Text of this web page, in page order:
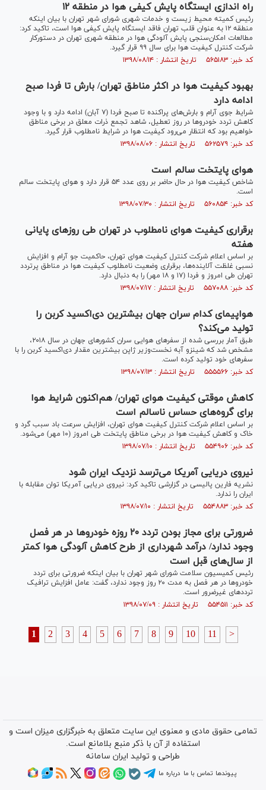
راه اندازی ایستگاه پایش کیفی هوا در منطقه ۱۲
رئیس کمیته محیط زیست و خدمات شهری شورای شهر تهران با بیان اینکه
منطقه ۱۲ به عنوان قلب تهران فاقد ایستگاه پایش کیفی هوا است، تاکید کرد:
مطالعات امکان‌سنجی پایش آلودگی هوا در منطقه شهری تهران در دستورکار
شرکت کنترل کیفیت هوا برای سال ۹۹ قرار گیرد.
کد خبر: ۵۶۵۱۸۳ تاریخ انتشار : ۱۳۹۸/۰۸/۱۴
بهبود کیفیت هوا در اکثر مناطق تهران/ بارش تا فردا صبح
ادامه دارد
شرایط جوی آرام و بارش‌های پراکنده تا صبح فردا (۷ آبان) ادامه دارد و با وجود
کاهش تردد خودرو‌ها در روز تعطیل، شاهد تجمع ذرات معلق در برخی مناطق
خواهیم بود که انتظار می‌رود کیفیت هوا در شرایط نامطلوب قرار گیرد.
کد خبر: ۵۶۲۵۷۹ تاریخ انتشار : ۱۳۹۸/۰۸/۰۶
هوای پایتخت سالم است
شاخص کیفیت هوا در حال حاضر بر روی عدد ۵۴ قرار دارد و هوای پایتخت سالم
است.
کد خبر: ۵۶۰۸۵۴ تاریخ انتشار : ۱۳۹۸/۰۷/۳۰
برقراری کیفیت هوای نامطلوب در تهران طی روز‌های پایانی
هفته
بر اساس اعلام شرکت کنترل کیفیت هوای تهران، حاکمیت جو آرام و افزایش
نسبی غلظت آلاینده‌ها، برقراری وضعیت نامطلوب کیفیت هوا در مناطق پرتردد
تهران طی امروز و فردا (۱۷ و ۱۸ مهر) را به دنبال دارد.
کد خبر: ۵۵۷۰۸۸ تاریخ انتشار : ۱۳۹۸/۰۷/۱۷
هواپیمای کدام سران جهان بیشترین دی‌اکسید کربن را
تولید می‌کند؟
طبق آمار بررسی شده از سفر‌های هوایی سران کشور‌های جهان در سال ۲۰۱۸،
مشخص شد که شینزو آبه نخست‌وزیر ژاپن بیشترین مقدار دی‌اکسید کربن را با
سفر‌های خود تولید کرده است.
کد خبر: ۵۵۵۵۶۶ تاریخ انتشار : ۱۳۹۸/۰۷/۱۳
کاهش موقتی کیفیت هوای تهران/ هم‌اکنون شرایط هوا
برای گروه‌های حساس ناسالم است
بر اساس اعلام شرکت کنترل کیفیت هوای تهران، افزایش سرعت باد سبب گرد و
خاک و کاهش کیفیت هوا در برخی مناطق پایتخت طی امروز (۱۰ مهر) می‌شود.
کد خبر: ۵۵۴۹۰۶ تاریخ انتشار : ۱۳۹۸/۰۷/۱۰
نیروی دریایی آمریکا می‌ترسد نزدیک ایران شود
نشریه فارین پالیسی در گزارشی تاکید کرد: نیروی دریایی آمریکا توان مقابله با
ایران را ندارد.
کد خبر: ۵۵۴۸۸۳ تاریخ انتشار : ۱۳۹۸/۰۷/۱۰
ضرورتی برای مجاز بودن تردد ۲۰ روزه خودرو‌ها در هر فصل
وجود ندارد/ درآمد شهرداری از طرح کاهش آلودگی هوا کمتر
از سال‌های قبل است
رئیس کمیسیون سلامت شورای شهر تهران با بیان اینکه ضرورتی برای تردد
خودرو‌ها در هر فصل به مدت ۲۰ روز وجود ندارد، گفت: عامل افزایش ترافیک
تردد‌های غیرضرور است.
کد خبر: ۵۵۴۵۱۱ تاریخ انتشار : ۱۳۹۸/۰۷/۰۹
1 2 3 4 5 6 7 8 9 10 11 >
تمامی حقوق مادی و معنوی این سایت متعلق به خبرگزاری میزان است و
استفاده از آن با ذکر منبع بلامانع است.
طراحی و تولید ایران سامانه
پیوندها تماس با ما درباره ما